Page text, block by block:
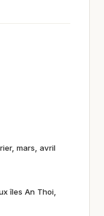
mars, avril
îles An Thoi,